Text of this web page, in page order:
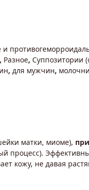
Разное, Суппозитории
, для мужчин,
матки, миоме),
процесс).
кожу, не давая